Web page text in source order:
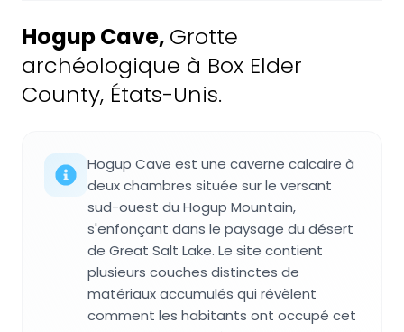
Hogup Cave, Grotte
archéologique à Box Elder
County, États-Unis.
Hogup Cave est une caverne calcaire à
deux chambres située sur le versant
sud-ouest du Hogup Mountain,
s'enfonçant dans le paysage du désert
de Great Salt Lake. Le site contient
plusieurs couches distinctes de
matériaux accumulés qui révèlent
comment les habitants ont occupé cet